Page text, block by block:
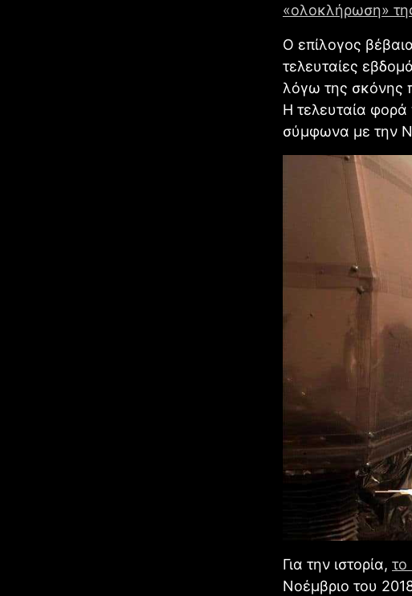
«ολοκλήρωση»
Ο επίλογος
τελευταίες
λόγω της σκόνης
Η τελευταία
σύμφωνα με την
Για την ιστορία, το
Νοέμβριο του